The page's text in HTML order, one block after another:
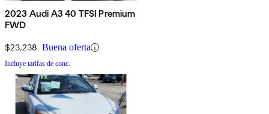
2023 Audi A3 40 TFSI Premium
FWD
$23,238 Buena oferta
Incluye tarifas de conc.